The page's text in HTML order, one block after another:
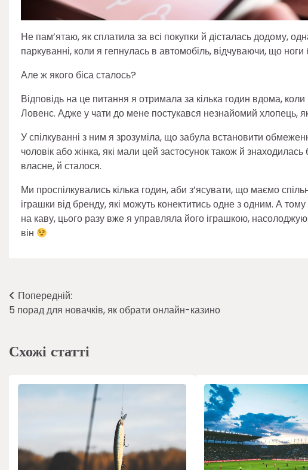
Не пам’ятаю, як сплатила за всі покупки й дісталась додому,
паркуванні, коли я гепнулась в автомобіль, відчуваючи, що
Але ж якого біса сталось?
Відповідь на це питання я отримала за кілька годин вдома,
Ловенс. Адже у чати до мене постукався незнайомий хлопець,
У спілкуванні з ним я зрозуміла, що забула встановити
чоловік або жінка, які мали цей застосунок також й
власне, й сталося.
Ми проспілкувались кілька годин, аби з’ясувати, що маємо
іграшки від бренду, які можуть конектитись одне з одним. А
на каву, цього разу вже я управляла його іграшкою,
він
Навігація
записів
Попередній:
5 порад для новачків, як обрати онлайн-казино
Схожі статті